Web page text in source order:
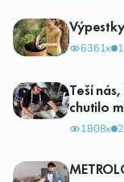
6361x
Teší
chutilo
1808x